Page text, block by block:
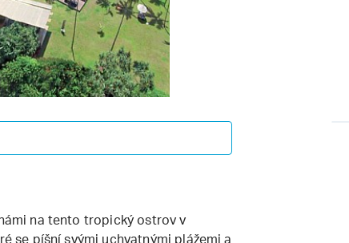
na tento tropický ostrov v
se píšní svými uchvatnými plážemi a